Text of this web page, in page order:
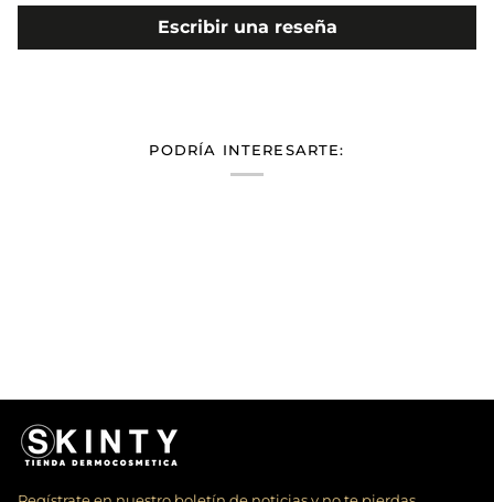
Escribir una reseña
PODRÍA INTERESARTE: